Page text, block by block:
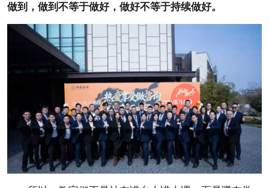
做到，做到不等于做好，做好不等于持续做好。